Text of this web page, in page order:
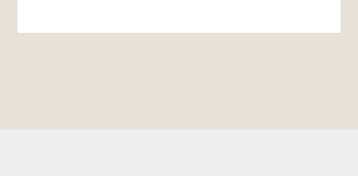
was:
is: